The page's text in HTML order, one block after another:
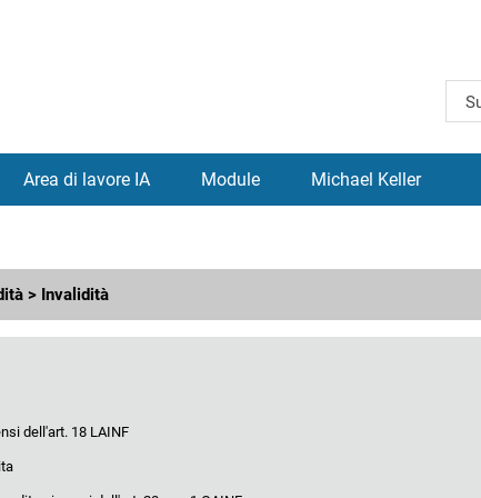
Area di lavore IA Module Michael Keller
> Invalidità
dell'art. 18 LAINF